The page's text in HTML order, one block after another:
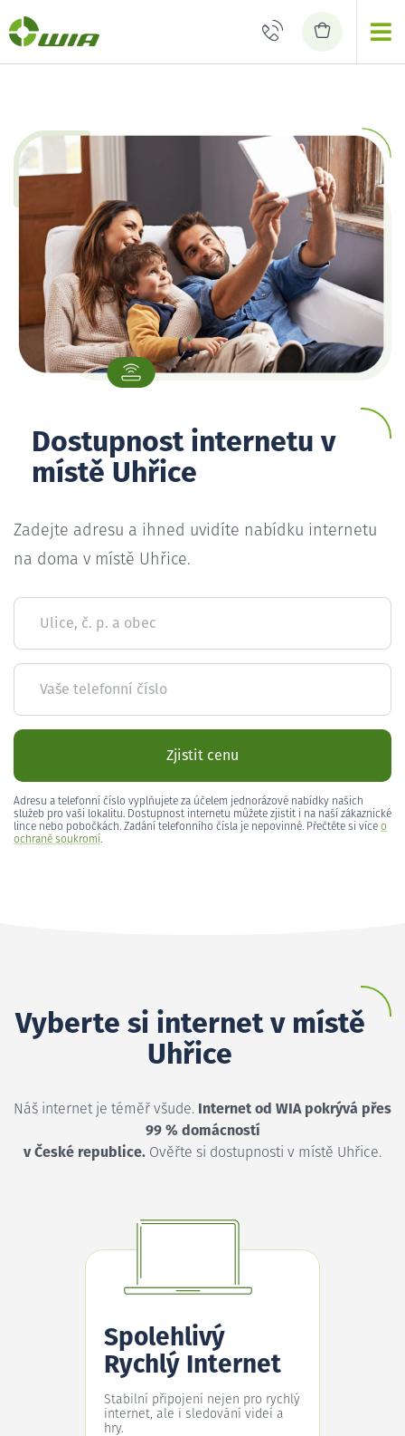
Dostupnost internetu v
místě Uhřice
Zadejte adresu a ihned uvidíte nabídku internetu
na doma v místě Uhřice.
Ulice, č. p. a obec
Vaše telefonní číslo
Zjistit cenu
Adresu a telefonní číslo vyplňujete za účelem jednorázové nabídky našich
služeb pro vaši lokalitu. Dostupnost internetu můžete zjistit i na naší zákaznické
lince nebo pobočkách. Zadání telefonního čísla je nepovinné. Přečtěte si více o
ochraně soukromí.
Vyberte si internet v místě
Uhřice
Náš internet je téměř všude. Internet od WIA pokrývá přes
99 % domácností
v České republice. Ověřte si dostupnosti v místě Uhřice.
Spolehlivý
Rychlý Internet
Stabilní připojení nejen pro rychlý
internet, ale i sledování videí a
hry.